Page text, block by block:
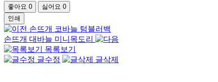
좋아요 0 싫어요 0
인쇄
손뜨개 코바늘 텀블러백
손뜨개 대바늘 미니목도리
목록보기
글수정
글삭제